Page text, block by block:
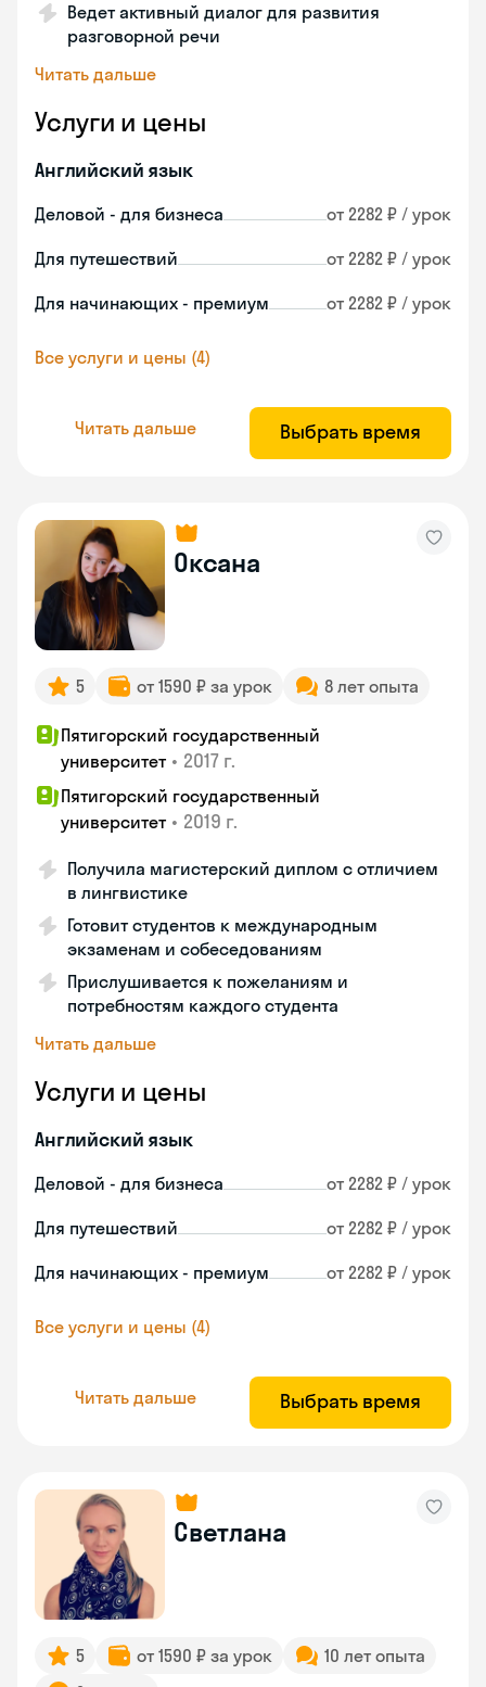
Ведет активный диалог для развития
разговорной речи
Читать дальше
Услуги и цены
Английский язык
Деловой - для бизнеса от 2282 ₽ / урок
Для путешествий от 2282 ₽ / урок
Для начинающих - премиум от 2282 ₽ / урок
Все услуги и цены (4)
Читать дальше Выбрать время
Оксана
5 от 1590 ₽ за урок 8 лет опыта
Пятигорский государственный
университет • 2017 г.
Пятигорский государственный
университет • 2019 г.
Получила магистерский диплом с отличием
в лингвистике
Готовит студентов к международным
экзаменам и собеседованиям
Прислушивается к пожеланиям и
потребностям каждого студента
Читать дальше
Услуги и цены
Английский язык
Деловой - для бизнеса от 2282 ₽ / урок
Для путешествий от 2282 ₽ / урок
Для начинающих - премиум от 2282 ₽ / урок
Все услуги и цены (4)
Читать дальше Выбрать время
Светлана
5 от 1590 ₽ за урок
10 лет опыта